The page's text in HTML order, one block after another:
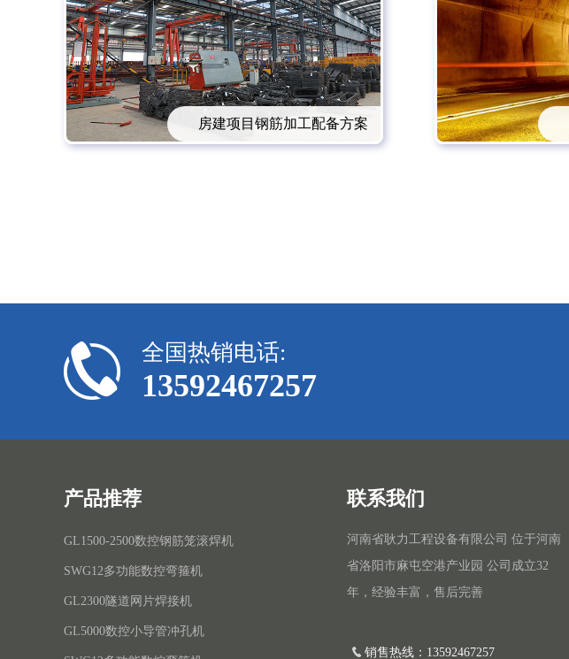
房建项目钢筋加工配备方案
全国热销电话:
13592467257
产品推荐
GL1500-2500数控钢筋笼滚焊机
SWG12多功能数控弯箍机
GL2300隧道网片焊接机
GL5000数控小导管冲孔机
联系我们
河南省耿力工程设备有限公司 位于河南
省洛阳市麻屯空港产业园 公司成立32
年，经验丰富，售后完善
销售热线：13592467257